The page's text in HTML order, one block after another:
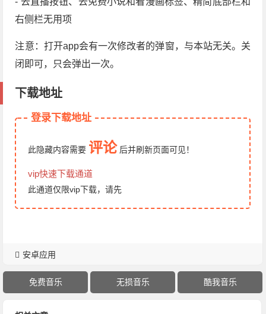
右侧栏无用项
注意：打开app会有一次修改者的弹窗，与本站无关。关
闭即可，只会弹出一次。
下载地址
登录下载地址
此隐藏内容需要 评论 后并刷新页面可见！
vip快速下载通道
此通道仅限vip下载，请先
安卓应用
免费音乐 无损音乐 酷我音乐